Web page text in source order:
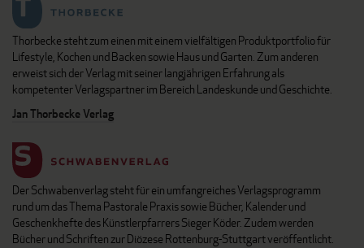
Thorbecke steht zum einen mit einem vielfältigen Produktportfolio für
Lifestyle, Kochen und Backen sowie Haus und Garten. Zum anderen
erweist sich der Verlag mit seiner langjährigen Erfahrung als
kompetenter Verlagspartner im Bereich Landeskunde und Geschichte.
Jan Thorbecke Verlag
Der Schwabenverlag steht für ein umfangreiches Verlagsprogramm
rund um das Thema Pastorale Praxis sowie Bücher, Kalender und
Geschenkhefte des Künstlerpfarrers Sieger Köder. Zudem werden
Bücher und Schriften zur Diözese Rottenburg-Stuttgart veröffentlicht.